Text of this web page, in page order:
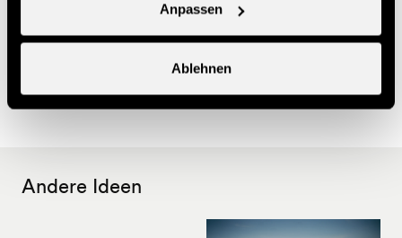
Anpassen
Ablehnen
Nützliche Informationen
Bestellung auf www.nendazveysonnaz.ch oder Kauf an
der Kasse
Andere Ideen